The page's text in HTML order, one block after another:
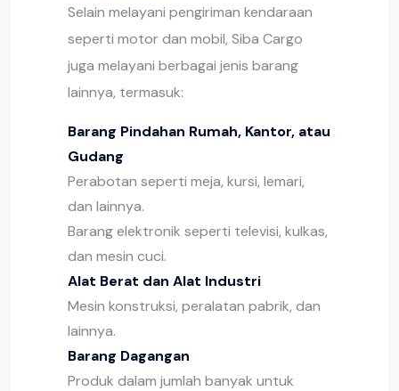
Selain melayani pengiriman kendaraan
seperti motor dan mobil, Siba Cargo
juga melayani berbagai jenis barang
lainnya, termasuk:
Barang Pindahan Rumah, Kantor, atau
Gudang
Perabotan seperti meja, kursi, lemari,
dan lainnya.
Barang elektronik seperti televisi, kulkas,
dan mesin cuci.
Alat Berat dan Alat Industri
Mesin konstruksi, peralatan pabrik, dan
lainnya.
Barang Dagangan
Produk dalam jumlah banyak untuk